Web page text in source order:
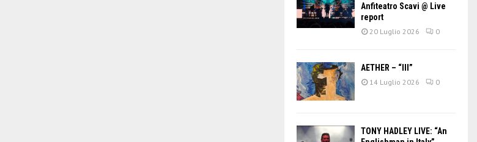
Anfiteatro Scavi @ Live
report
20 Luglio 2026 0
AETHER – “III”
14 Luglio 2026 0
TONY HADLEY LIVE: “An